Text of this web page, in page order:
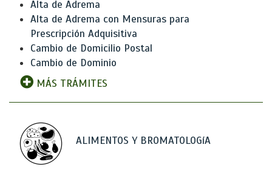
Alta de Adrema
Alta de Adrema con Mensuras para
Prescripción Adquisitiva
Cambio de Domicilio Postal
Cambio de Dominio
MÁS TRÁMITES
ALIMENTOS Y BROMATOLOGíA